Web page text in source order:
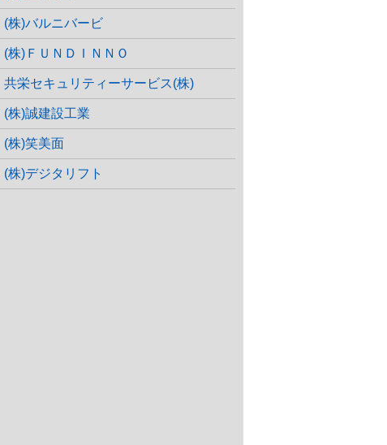
(株)バルニバービ
(株)ＦＵＮＤＩＮＮＯ
共栄セキュリティーサービス(株)
(株)誠建設工業
(株)笑美面
(株)デジタリフト